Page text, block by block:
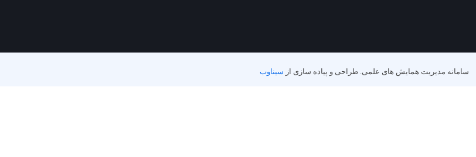
سامانه مدیریت همایش های علمی. طراحی و پیاده سازی از سیناوب